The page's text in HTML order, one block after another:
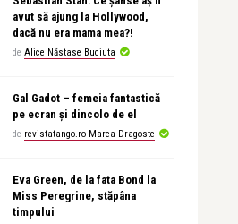
avut să ajung la Hollywood,
dacă nu era mama mea?!
de Alice Năstase Buciuta
Gal Gadot – femeia fantastică
pe ecran și dincolo de el
de revistatango.ro Marea Dragoste
Eva Green, de la fata Bond la
Miss Peregrine, stăpâna
timpului